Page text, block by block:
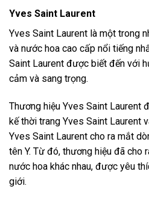
Yves Saint Laurent
Yves Saint Laurent là một trong
và nước hoa cao cấp nổi tiếng
Saint Laurent được biết đến với
cảm và sang trọng.
Thương hiệu Yves Saint Laurent
kế thời trang Yves Saint Laurent
Yves Saint Laurent cho ra mắt
tên Y. Từ đó, thương hiệu đã cho
nước hoa khác nhau, được yêu
giới.